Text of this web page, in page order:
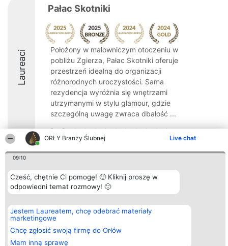
ORŁY Branży Ślubnej Live chat
09:10
Cześć, chętnie Ci pomogę! 🙂 Kliknij proszę w
odpowiedni temat rozmowy! 🙂
Jestem Laureatem, chcę odebrać materiały
marketingowe
Chcę zgłosić swoją firmę do Orłów
Mam inną sprawę
Laureaci
Pałac Skotniki
Położony w malowniczym otoczeniu w
pobliżu Zgierza, Pałac Skotniki oferuje
przestrzeń idealną do organizacji
różnorodnych uroczystości. Sama
rezydencja wyróżnia się wnętrzami
utrzymanymi w stylu glamour, gdzie
szczególną uwagę zwraca dbałość ...
9.2
Organizator plebiscytu
Bright Side Solutions sp. z o.
o. sp. k.
ul. Ruska 22
KRS 0000749100 | Regon
381313360 | NIP 8943132676
+48 508 492 400
Plebiscyt
Laureaci
Lista
wszystkich
Zasady
Regulamin
Prywatności
Kontakt
Kontakt